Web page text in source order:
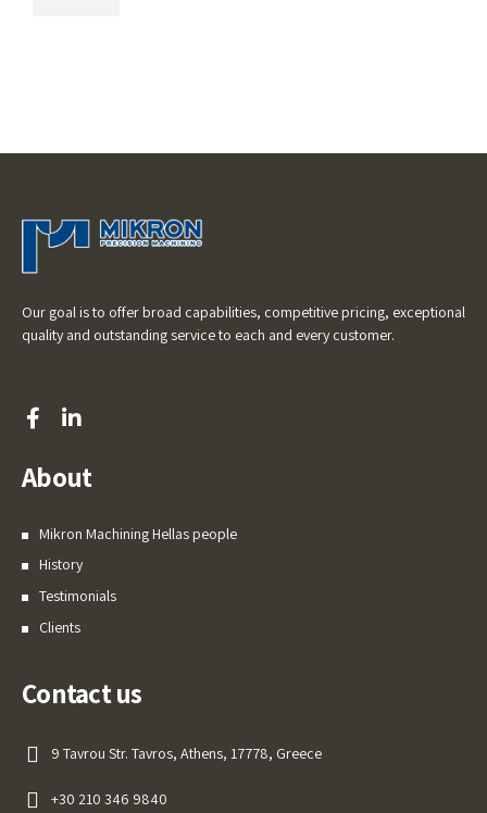
Our goal is to offer broad capabilities, competitive pricing, exceptional
quality and outstanding service to each and every customer.
About
Mikron Machining Hellas people
History
Testimonials
Clients
Contact us
9 Tavrou Str. Tavros, Athens, 17778, Greece
+30 210 346 9840